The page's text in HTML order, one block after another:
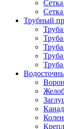
Трубный
Труба